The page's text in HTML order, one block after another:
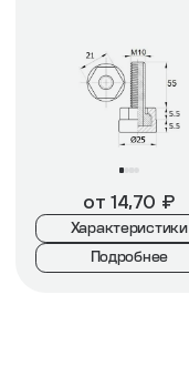
от 14,70 ₽
Характеристики
Подробнее